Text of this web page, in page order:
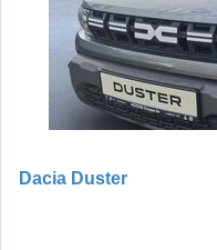
Dacia Duster